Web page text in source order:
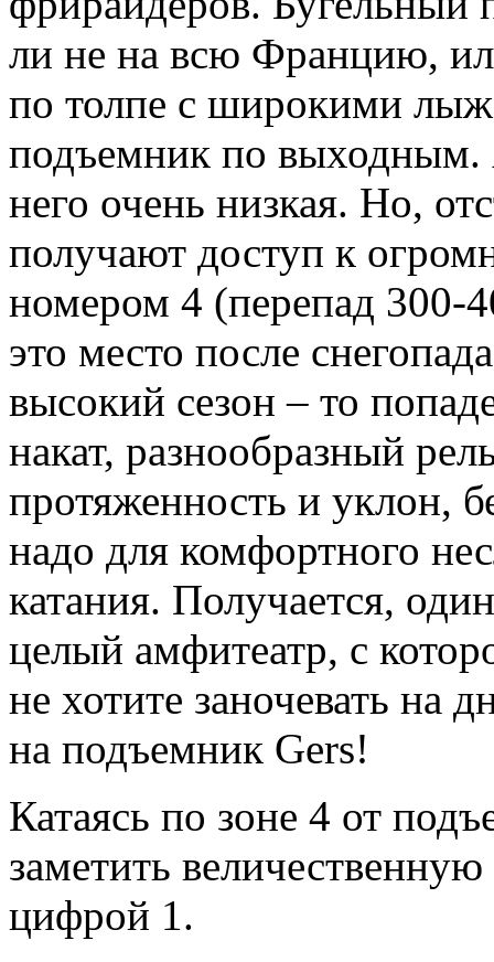
ли не на всю Францию,
по толпе с широкими
подъемник по выходным.
него очень низкая. Но,
получают доступ к
номером 4 (перепад 300-
это место после
высокий сезон – то
накат, разнообразный
протяженность и уклон,
надо для комфортного
катания. Получается,
целый амфитеатр, с
не хотите заночевать на
на подъемник Gers!
Катаясь по зоне 4 от
заметить
цифрой 1.